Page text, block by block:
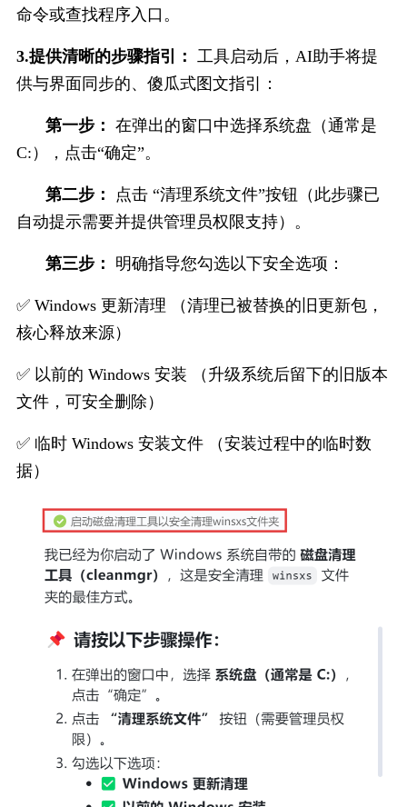
命令或查找程序入口。
3.提供清晰的步骤指引：
工具启动后，AI助手将提
供与界面同步的、傻瓜式图文指引：
第一步： 在弹出的窗口中选择系统盘（通常是
C:），点击“确定”。
第二步：
点击 “清理系统文件”按钮（此步骤已
自动提示需要并提供管理员权限支持）。
第三步： 明确指导您勾选以下安全选项：
✅ Windows 更新清理 （清理已被替换的旧更新包，
核心释放来源）
✅ 以前的 Windows 安装 （升级系统后留下的旧版本
文件，可安全删除）
✅ 临时 Windows 安装文件 （安装过程中的临时数
据）